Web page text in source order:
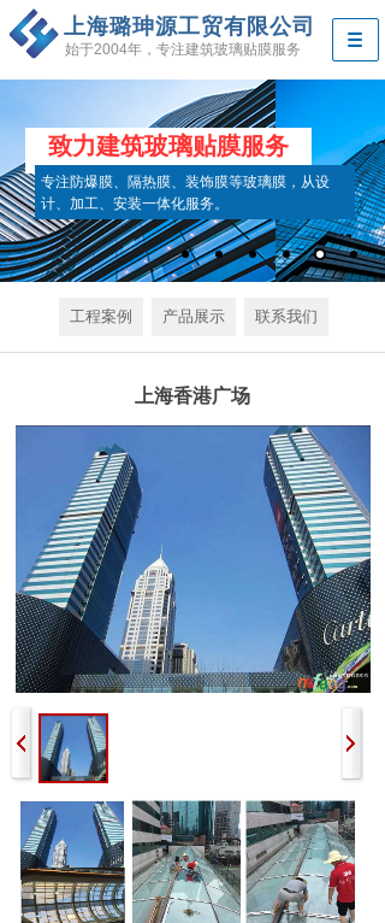
始于2004年，专注建筑玻璃贴膜服务
上海璐珅源工贸有限公司
致力建筑玻璃贴膜服务
专注防爆膜、隔热膜、装饰膜等玻璃膜，从设
计、加工、安装一体化服务。
工程案例 产品展示 联系我们
上海香港广场